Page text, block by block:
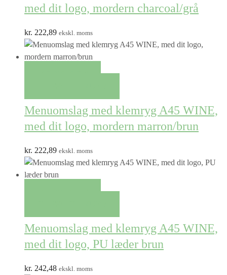
med dit logo, mordern charcoal/grå
kr. 222,89 ekskl. moms
Menuomslag med klemryg A45 WINE,
med dit logo, mordern marron/brun
kr. 222,89 ekskl. moms
Menuomslag med klemryg A45 WINE,
med dit logo, PU læder brun
kr. 242,48 ekskl. moms